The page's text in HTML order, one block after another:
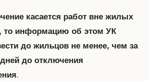
касается работ вне жилых
то информацию об этом УК
до жильцов не менее, чем за
до отключения
.